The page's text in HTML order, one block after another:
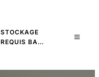
STOCKAGE
REQUIS BA…